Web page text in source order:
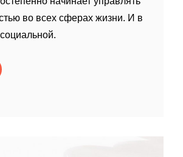
во всех сферах жизни. И в